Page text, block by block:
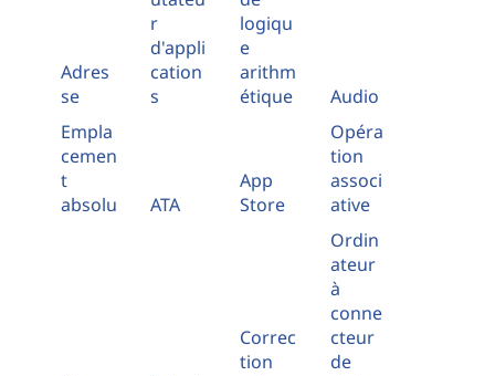
Adres
se
r
d'appli
cation
s
logiqu
e
arithm
étique
Audio
Empla
cemen
t
absolu
ATA
App
Store
Opéra
tion
associ
ative
Correc
tion
Ordin
ateur
à
conne
cteur
de